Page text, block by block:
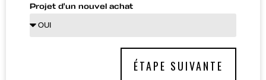
Projet d'un nouvel achat
ÉTAPE SUIVANTE